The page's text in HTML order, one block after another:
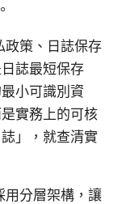
政策、日誌保存
誌最短保存
小可識別資
實務上的可核
」，就查清實
用分層架構，讓